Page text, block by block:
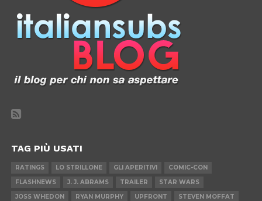
TAG PIÙ USATI
RATINGS LO STRILLONE GLI APERITIVI
COMIC-CON
FLASHNEWS
J. J. ABRAMS TRAILER
STAR WARS
JOSS WHEDON
RYAN MURPHY UPFRONT
STEVEN MOFFAT